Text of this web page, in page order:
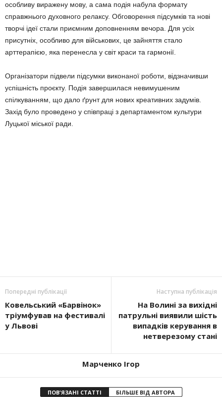
особливу виражену мову, а сама подія набула формату
справжнього духовного релаксу. Обговорення підсумків та нові
творчі ідеї стали приємним доповненням вечора. Для усіх
присутніх, особливо для військових, це зайняття стало
арттерапією, яка перенесла у світ краси та гармонії.
Організатори підвели підсумки виконаної роботи, відзначивши
успішність проєкту. Подія завершилася невимушеним
спілкуванням, що дало ґрунт для нових креативних задумів.
Захід було проведено у співпраці з департаментом культури
Луцької міської ради.
Попередні публікації
Ковельський «Барвінок»
тріумфував на фестивалі
у Львові
Наступна публікація
На Волині за вихідні
патрульні виявили шість
випадків керування в
нетверезому стані
Марченко Ігор
ПОВ'ЯЗАНІ СТАТТІ БІЛЬШЕ ВІД АВТОРА